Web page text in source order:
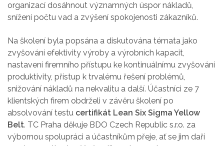
organizací dosáhnout významných úspor nákladů,
snížení počtu vad a zvýšení spokojenosti zákazníků.
Na školení byla popsána a diskutována témata jako
zvyšování efektivity výroby a výrobních kapacit,
nastavení firemního přístupu ke kontinuálnímu zvyšování
produktivity, přístup k trvalému řešení problémů,
snižování nákladů na nekvalitu a další. Účastníci ze 7
klientských firem obdrželi v závěru školení po
absolvování testu certifikát Lean Six Sigma Yellow
Belt. TC Praha děkuje BDO Czech Republic s.r.o. za
výbornou spolupráci a účastníkům přeje, ať se jim daří